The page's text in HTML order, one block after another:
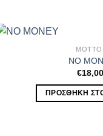
NO
€18,00
ΠΡΟΣΘΉΚΗ